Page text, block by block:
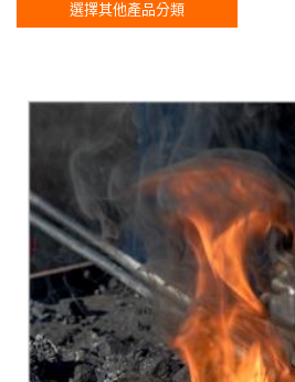
選擇其他產品分類